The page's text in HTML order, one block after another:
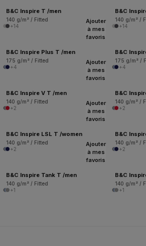
B&C Inspire T /men
140 g/m² / Fitted
+14
B&C
140 g/m² /
+14
Ajouter
à mes
favoris
B&C Inspire Plus T /men
175 g/m² / Fitted
+4
B&C
175 g/m² /
+4
Ajouter
à mes
favoris
B&C Inspire V T /men
140 g/m² / Fitted
+2
B&C
140 g/m² /
+2
Ajouter
à mes
favoris
B&C Inspire LSL T /women
140 g/m² / Fitted
+2
B&C
140 g/m² /
+2
Ajouter
à mes
favoris
B&C Inspire Tank T /men
140 g/m² / Fitted
+1
B&C
140 g/m² /
+1